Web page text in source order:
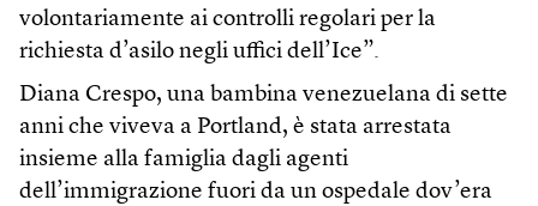
volontariamente ai controlli regolari per la
richiesta d’asilo negli uffici dell’Ice”.
Diana Crespo, una bambina venezuelana di sette
anni che viveva a Portland, è stata arrestata
insieme alla famiglia dagli agenti
dell’immigrazione fuori da un ospedale dov’era